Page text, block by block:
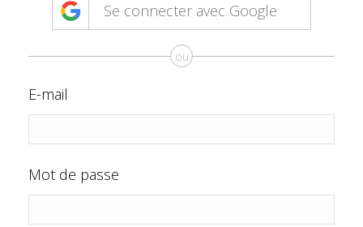
Se connecter avec Google
ou
E-mail
Mot de passe